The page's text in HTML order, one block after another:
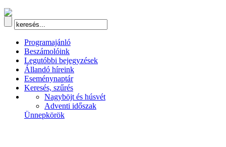
Programajánló
Beszámolóink
Legutóbbi bejegyzések
Állandó híreink
Eseménynaptár
Keresés, szűrés
Nagyböjt és húsvét
Adventi időszak
Ünnepkörök